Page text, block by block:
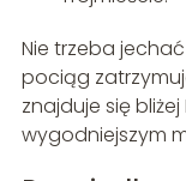
Nie trzeba
pociąg
znajduje się
wygodniejszym